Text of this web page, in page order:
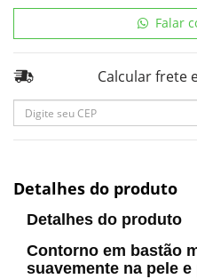
Falar
Calcular frete
Detalhes do produto
Detalhes do produto
Contorno em bastão
suavemente na pele